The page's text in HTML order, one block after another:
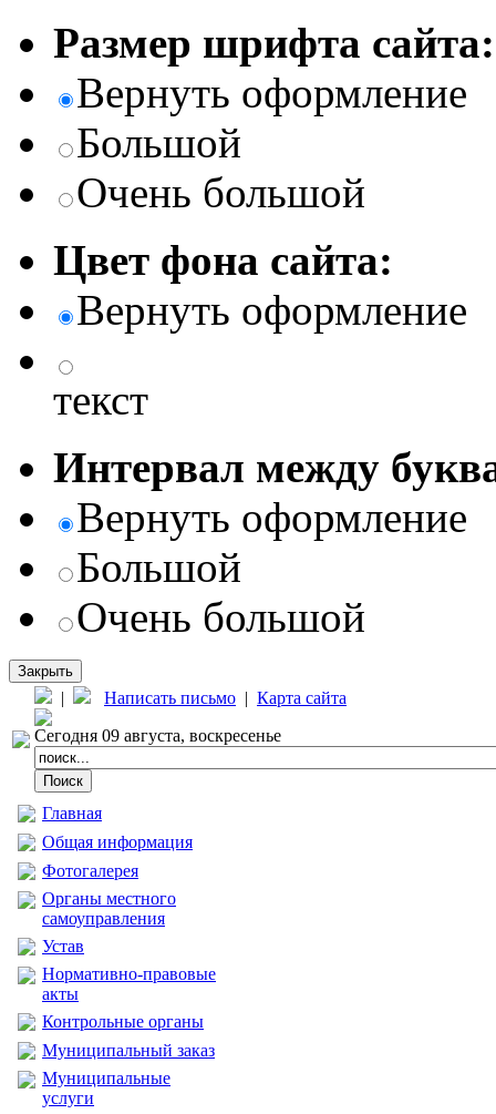
Размер шрифта сайта:
Вернуть оформление
Большой
Очень большой
Цвет фона сайта:
Вернуть оформление
текст
Интервал между
Вернуть оформление
Большой
Очень большой
Закрыть
| Написать письмо | Карта сайта
Сегодня 09 августа, воскресенье
Главная
Общая информация
Фотогалерея
Органы местного
самоуправления
Устав
Нормативно-правовые
акты
Контрольные органы
Муниципальный заказ
Муниципальные
услуги